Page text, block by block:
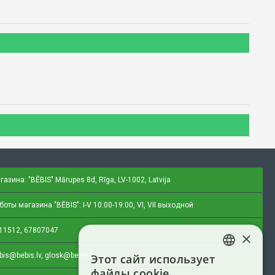
"BĒBIS" Mārupes 8d, Rīga, LV-1002, Latvija
магазина "BĒBIS": I-V 10:00-19:00, VI, VII выходной
67807047
glosk@bebis.lv
×
Этот сайт использует